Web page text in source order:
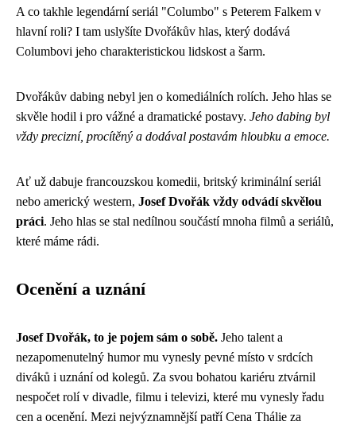
A co takhle legendární seriál "Columbo" s Peterem Falkem v
hlavní roli? I tam uslyšíte Dvořákův hlas, který dodává
Columbovi jeho charakteristickou lidskost a šarm.
Dvořákův dabing nebyl jen o komediálních rolích. Jeho hlas se
skvěle hodil i pro vážné a dramatické postavy. Jeho dabing byl
vždy precizní, procítěný a dodával postavám hloubku a emoce.
Ať už dabuje francouzskou komedii, britský kriminální seriál
nebo americký western, Josef Dvořák vždy odvádí skvělou
práci. Jeho hlas se stal nedílnou součástí mnoha filmů a seriálů,
které máme rádi.
Ocenění a uznání
Josef Dvořák, to je pojem sám o sobě. Jeho talent a
nezapomenutelný humor mu vynesly pevné místo v srdcích
diváků i uznání od kolegů. Za svou bohatou kariéru ztvárnil
nespočet rolí v divadle, filmu i televizi, které mu vynesly řadu
cen a ocenění. Mezi nejvýznamnější patří Cena Thálie za